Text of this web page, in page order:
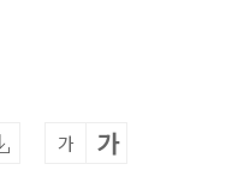
가 가